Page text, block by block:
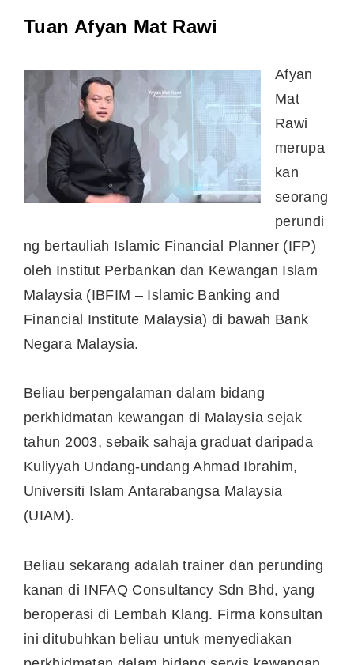
Tuan Afyan Mat Rawi
Afyan
Mat
Rawi
merupa
kan
seorang
perundi
ng bertauliah Islamic Financial Planner (IFP)
oleh Institut Perbankan dan Kewangan Islam
Malaysia (IBFIM – Islamic Banking and
Financial Institute Malaysia) di bawah Bank
Negara Malaysia.
Beliau berpengalaman dalam bidang
perkhidmatan kewangan di Malaysia sejak
tahun 2003, sebaik sahaja graduat daripada
Kuliyyah Undang-undang Ahmad Ibrahim,
Universiti Islam Antarabangsa Malaysia
(UIAM).
Beliau sekarang adalah trainer dan perunding
kanan di INFAQ Consultancy Sdn Bhd, yang
beroperasi di Lembah Klang. Firma konsultan
ini ditubuhkan beliau untuk menyediakan